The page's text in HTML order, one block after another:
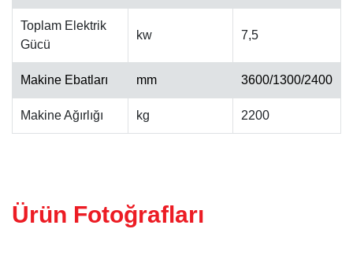
Toplam Elektrik
Gücü
kw 7,5
Makine Ebatları mm 3600/1300/2400
Makine Ağırlığı kg 2200
Ürün Fotoğrafları